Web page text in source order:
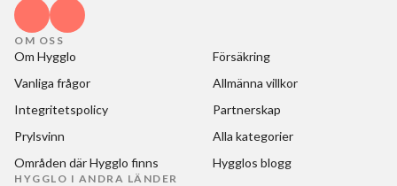
OM OSS
Om Hygglo
Försäkring
Vanliga frågor
Allmänna villkor
Integritetspolicy
Partnerskap
Prylsvinn
Alla kategorier
Områden där Hygglo finns
Hygglos blogg
HYGGLO I ANDRA LÄNDER